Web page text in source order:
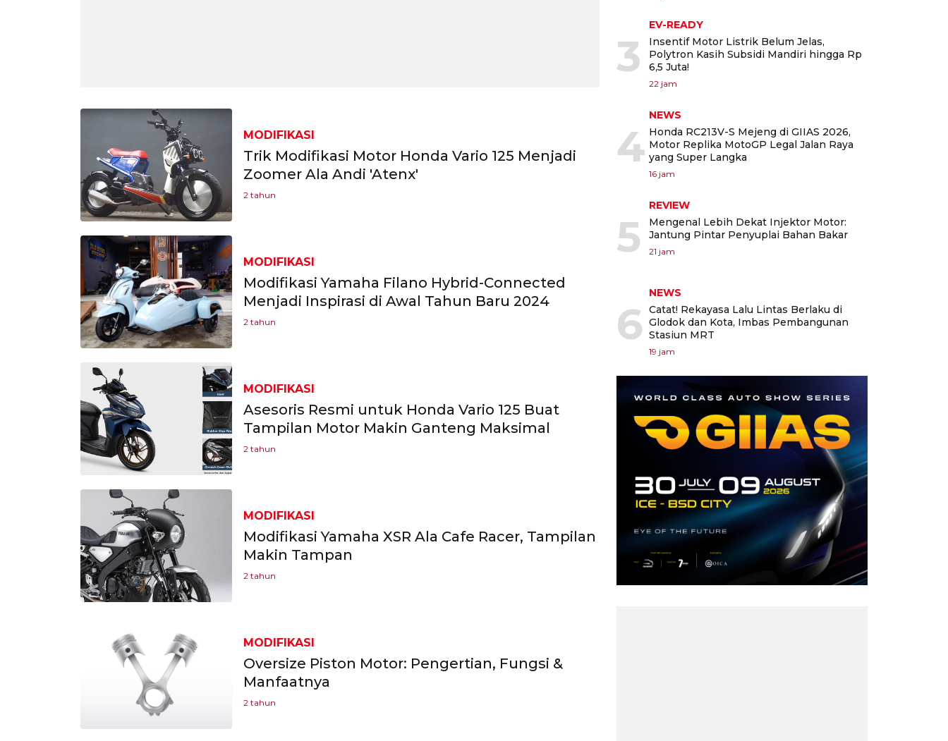
MODIFIKASI
Trik Modifikasi Motor Honda Vario 125 Menjadi
Zoomer Ala Andi 'Atenx'
2 tahun
MODIFIKASI
Modifikasi Yamaha Filano Hybrid-Connected
Menjadi Inspirasi di Awal Tahun Baru 2024
2 tahun
MODIFIKASI
Asesoris Resmi untuk Honda Vario 125 Buat
Tampilan Motor Makin Ganteng Maksimal
2 tahun
MODIFIKASI
Modifikasi Yamaha XSR Ala Cafe Racer, Tampilan
Makin Tampan
2 tahun
MODIFIKASI
Oversize Piston Motor: Pengertian, Fungsi &
Manfaatnya
2 tahun
3
EV-READY
Insentif Motor Listrik Belum Jelas,
Polytron Kasih Subsidi Mandiri hingga Rp
6,5 Juta!
22 jam
4
NEWS
Honda RC213V-S Mejeng di GIIAS 2026,
Motor Replika MotoGP Legal Jalan Raya
yang Super Langka
16 jam
5
REVIEW
Mengenal Lebih Dekat Injektor Motor:
Jantung Pintar Penyuplai Bahan Bakar
21 jam
6
NEWS
Catat! Rekayasa Lalu Lintas Berlaku di
Glodok dan Kota, Imbas Pembangunan
Stasiun MRT
19 jam